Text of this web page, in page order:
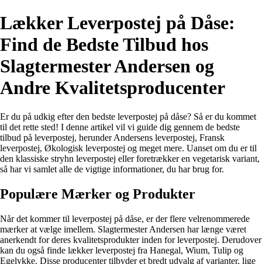
Lækker Leverpostej på Dåse:
Find de Bedste Tilbud hos
Slagtermester Andersen og
Andre Kvalitetsproducenter
Er du på udkig efter den bedste leverpostej på dåse? Så er du kommet
til det rette sted! I denne artikel vil vi guide dig gennem de bedste
tilbud på leverpostej, herunder Andersens leverpostej, Fransk
leverpostej, Økologisk leverpostej og meget mere. Uanset om du er til
den klassiske stryhn leverpostej eller foretrækker en vegetarisk variant,
så har vi samlet alle de vigtige informationer, du har brug for.
Populære Mærker og Produkter
Når det kommer til leverpostej på dåse, er der flere velrenommerede
mærker at vælge imellem. Slagtermester Andersen har længe været
anerkendt for deres kvalitetsprodukter inden for leverpostej. Derudover
kan du også finde lækker leverpostej fra Hanegal, Wium, Tulip og
Egelykke. Disse producenter tilbyder et bredt udvalg af varianter, lige